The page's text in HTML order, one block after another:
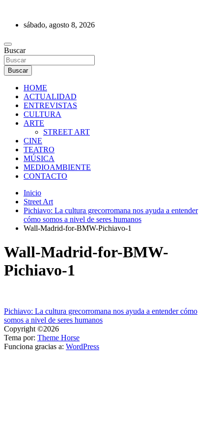
contenidosábado, agosto 8, 2026
REVISTA DE PRENSA
Buscar
Buscar
HOME
ACTUALIDAD
ENTREVISTAS
CULTURA
ARTE
STREET ART
CINE
TEATRO
MÚSICA
MEDIOAMBIENTE
CONTACTO
Inicio
Street Art
Pichiavo: La cultura grecorromana nos ayuda a entender
cómo somos a nivel de seres humanos
Wall-Madrid-for-BMW-Pichiavo-1
Wall-Madrid-for-BMW-
Pichiavo-1
Navegación
de
entradas
Pichiavo: La cultura grecorromana nos ayuda a entender cómo
somos a nivel de seres humanos
Copyright ©2026
Tema por: Theme Horse
Funciona gracias a: WordPress